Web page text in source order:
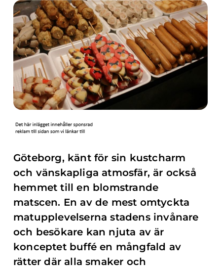
Göteborg, känt för sin kustcharm
och vänskapliga atmosfär, är också
hemmet till en blomstrande
matscen. En av de mest omtyckta
matupplevelserna stadens invånare
och besökare kan njuta av är
konceptet buffé en mångfald av
rätter där alla smaker och